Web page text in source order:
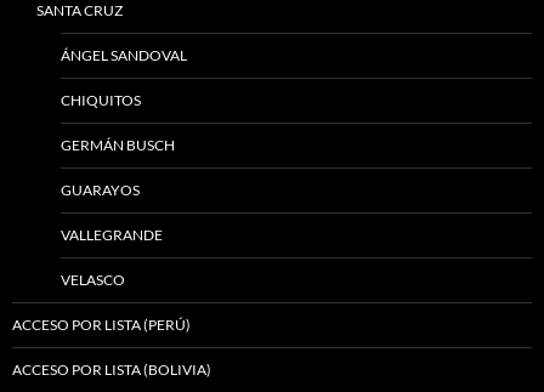
SANTA CRUZ
ÁNGEL SANDOVAL
CHIQUITOS
GERMÁN BUSCH
GUARAYOS
VALLEGRANDE
VELASCO
ACCESO POR LISTA (PERÚ)
ACCESO POR LISTA (BOLIVIA)